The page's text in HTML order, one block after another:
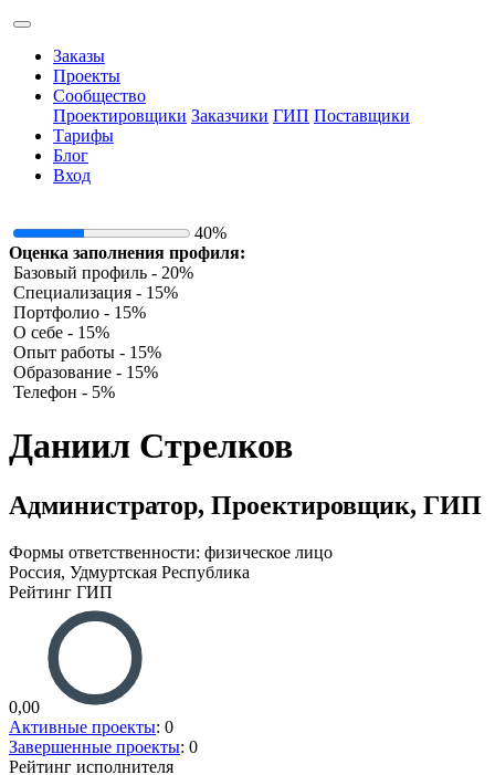
Заказы
Проекты
Сообщество
Проектировщики Заказчики ГИП Поставщики
Тарифы
Блог
Вход
40%
Оценка заполнения профиля:
Базовый профиль - 20%
Специализация - 15%
Портфолио - 15%
О себе - 15%
Опыт работы - 15%
Образование - 15%
Телефон - 5%
Даниил Стрелков
Администратор, Проектировщик, ГИП
Формы ответственности: физическое лицо
Россия, Удмуртская Республика
Рейтинг ГИП
0,00
Активные проекты: 0
Завершенные проекты: 0
Рейтинг исполнителя